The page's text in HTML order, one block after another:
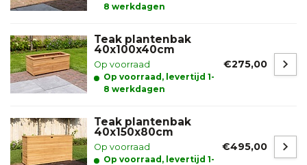
8 werkdagen
Teak plantenbak
40x100x40cm
Op voorraad
Op voorraad, levertijd 1-
8 werkdagen
€275,00
Teak plantenbak
40x150x80cm
Op voorraad
Op voorraad, levertijd 1-
€495,00